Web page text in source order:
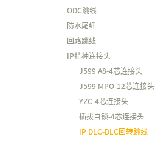
ODC跳线
防水尾纤
回路跳线
IP特种连接头
J599 A8-4芯连接头
J599 MPO-12芯连接头
YZC-4芯连接头
插拔自锁-4芯连接头
IP DLC-DLC回转跳线